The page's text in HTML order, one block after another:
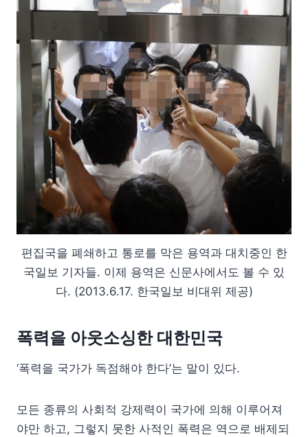
편집국을 폐쇄하고 통로를 막은 용역과 대치중인 한
국일보 기자들. 이제 용역은 신문사에서도 볼 수 있
다. (2013.6.17. 한국일보 비대위 제공)
폭력을 아웃소싱한 대한민국
‘폭력을 국가가 독점해야 한다’는 말이 있다.
모든 종류의 사회적 강제력이 국가에 의해 이루어져
야만 하고, 그렇지 못한 사적인 폭력은 역으로 배제되